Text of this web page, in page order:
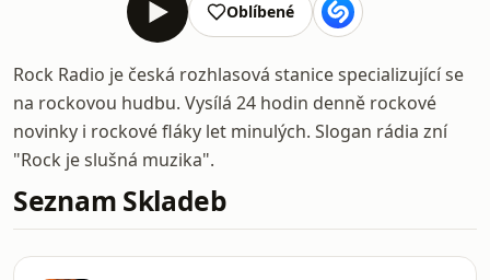
Oblíbené
Rock Radio je česká rozhlasová stanice specializující se
na rockovou hudbu. Vysílá 24 hodin denně rockové
novinky i rockové fláky let minulých. Slogan rádia zní
"Rock je slušná muzika".
Seznam Skladeb